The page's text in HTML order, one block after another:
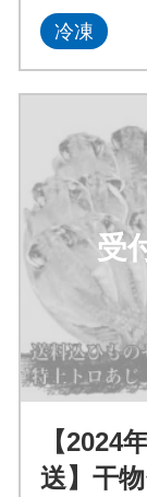
冷凍
受
【2024
送】干